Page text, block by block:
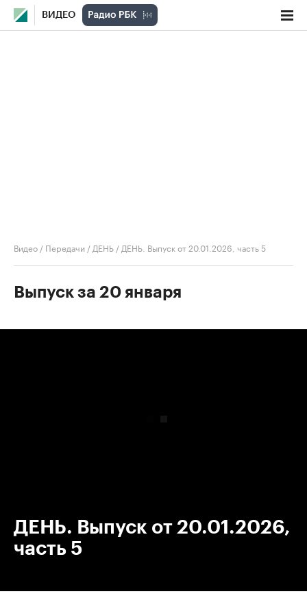
ВИДЕО
Видео / Передачи / ДЕНЬ / ДЕНЬ. Выпуск от 20.01.2026, часть 5
Выпуск за 20 января
ДЕНЬ. Выпуск от 20.01.2026,
часть 5